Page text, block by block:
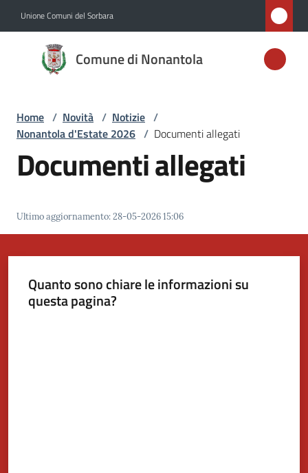
Unione Comuni del Sorbara
Comune di Nonantola
Comune di
Nonantola
Amministrazione
Novità
Menu selezionato
Vivere
Nonantola
Home / Novità / Notizie /
Nonantola d'Estate 2026 / Documenti allegati
Documenti allegati
Ultimo aggiornamento:28-05-2026 15:06
Quanto sono chiare le informazioni su
questa pagina?